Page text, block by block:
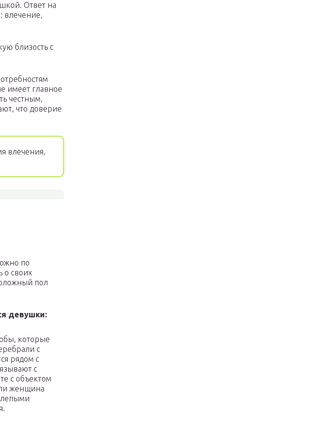
Ответ на
влечение,
близость с
имеет главное
честным,
что доверие
влечения,
по
о своих
пол
девушки:
которые
с
рядом с
с
с объектом
женщина